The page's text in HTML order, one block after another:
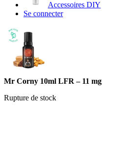
Accessoires DIY
Se connecter
Mr Corny 10ml LFR – 11 mg
Rupture de stock